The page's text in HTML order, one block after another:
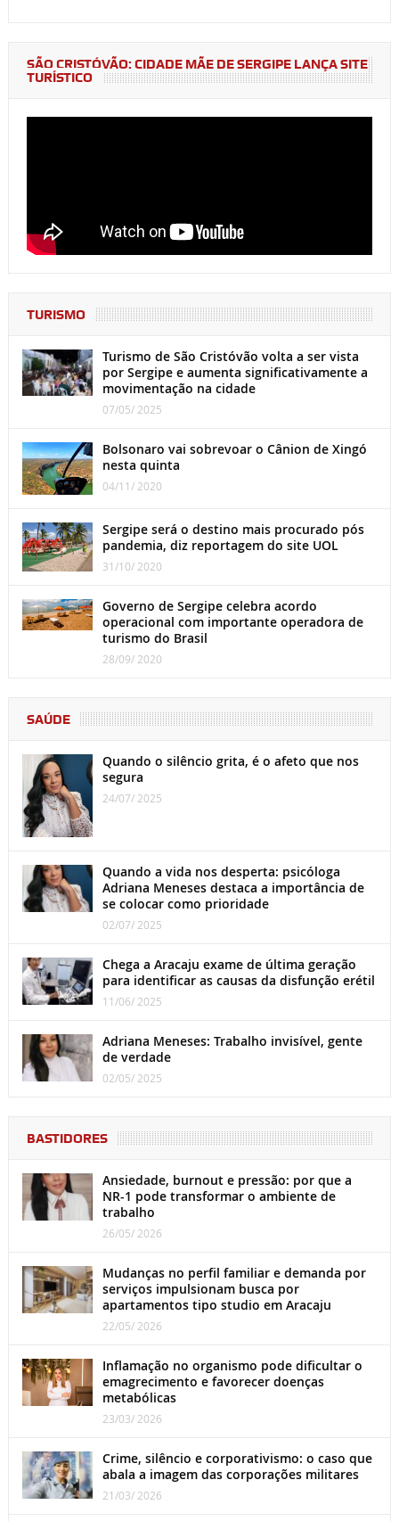
SÃO CRISTÓVÃO: CIDADE MÃE DE SERGIPE LANÇA SITE
TURÍSTICO
TURISMO
Turismo de São Cristóvão volta a ser vista
por Sergipe e aumenta significativamente a
movimentação na cidade
07/05/ 2025
Bolsonaro vai sobrevoar o Cânion de Xingó
nesta quinta
04/11/ 2020
Sergipe será o destino mais procurado pós
pandemia, diz reportagem do site UOL
31/10/ 2020
Governo de Sergipe celebra acordo
operacional com importante operadora de
turismo do Brasil
28/09/ 2020
SAÚDE
Quando o silêncio grita, é o afeto que nos
segura
24/07/ 2025
Quando a vida nos desperta: psicóloga
Adriana Meneses destaca a importância de
se colocar como prioridade
02/07/ 2025
Chega a Aracaju exame de última geração
para identificar as causas da disfunção erétil
11/06/ 2025
Adriana Meneses: Trabalho invisível, gente
de verdade
02/05/ 2025
BASTIDORES
Ansiedade, burnout e pressão: por que a
NR-1 pode transformar o ambiente de
trabalho
26/05/ 2026
Mudanças no perfil familiar e demanda por
serviços impulsionam busca por
apartamentos tipo studio em Aracaju
22/05/ 2026
Inflamação no organismo pode dificultar o
emagrecimento e favorecer doenças
metabólicas
23/03/ 2026
Crime, silêncio e corporativismo: o caso que
abala a imagem das corporações militares
21/03/ 2026